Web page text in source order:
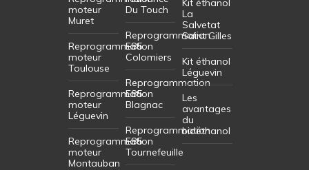
moteur
Muret
Reprogrammation
moteur
Toulouse
Reprogrammation
moteur
Léguevin
Reprogrammation
moteur
Montauban
Du Touch
Reprogrammation
E85
Colomiers
Reprogrammation
E85
Blagnac
Reprogrammation
E85
Tournefeuille
Kit éthanol
La
Salvetat
Saint Gilles
Kit éthanol
Léguevin
Les
avantages
du
bioéthanol